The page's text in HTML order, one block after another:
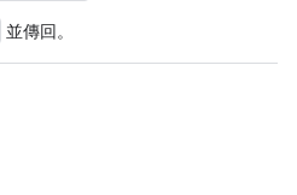
並傳回。